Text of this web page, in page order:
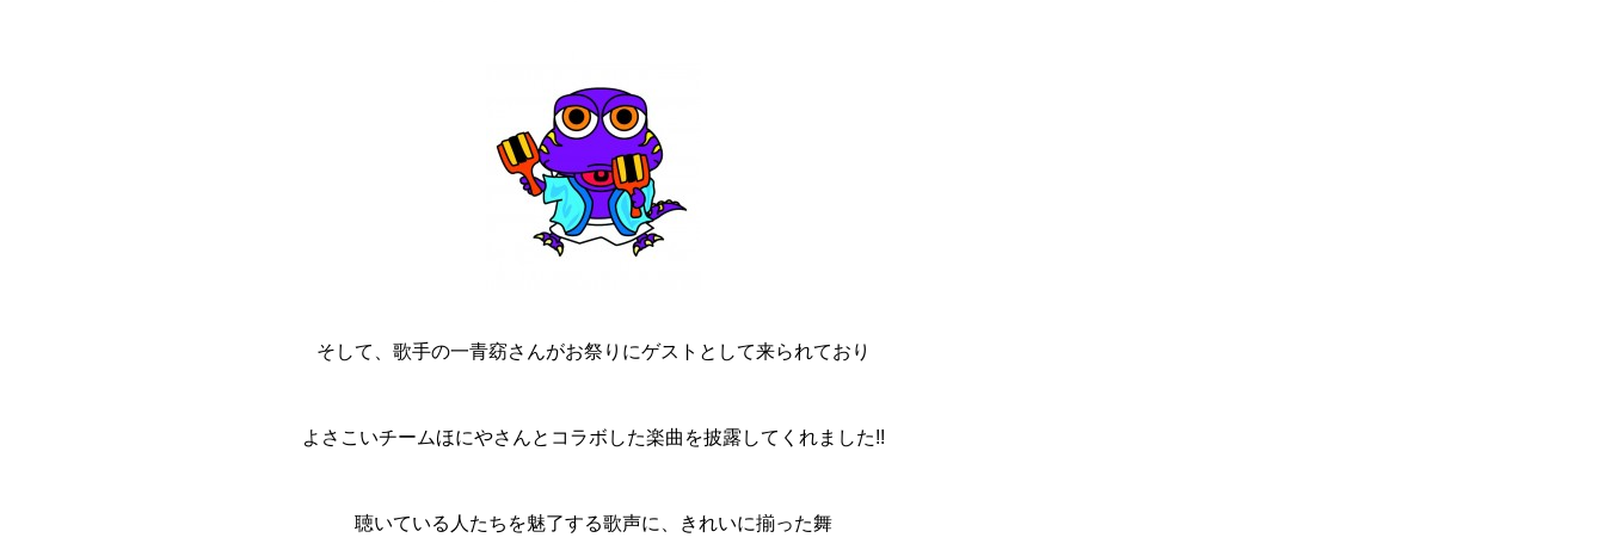
そして、歌手の一青窈さんがお祭りにゲストとして来られており
よさこいチームほにやさんとコラボした楽曲を披露してくれました!!
聴いている人たちを魅了する歌声に、きれいに揃った舞